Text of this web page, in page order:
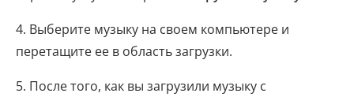
4. Выберите музыку на своем компьютере и
перетащите ее в область загрузки.
5. После того, как вы загрузили музыку с